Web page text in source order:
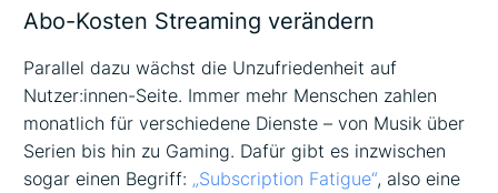
Abo-Kosten Streaming verändern
Parallel dazu wächst die Unzufriedenheit auf
Nutzer:innen-Seite. Immer mehr Menschen zahlen
monatlich für verschiedene Dienste – von Musik über
Serien bis hin zu Gaming. Dafür gibt es inzwischen
sogar einen Begriff: „Subscription Fatigue“, also eine